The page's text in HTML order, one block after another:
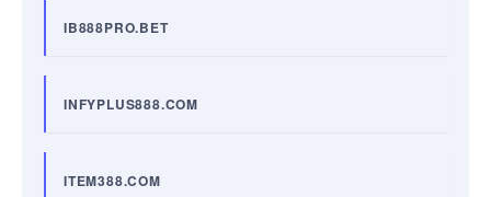
IB888PRO.BET
INFYPLUS888.COM
ITEM388.COM